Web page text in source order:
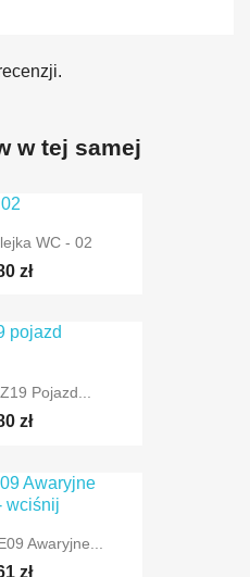
w tej samej
WC - 02
zł
Pojazd...
zł
Awaryjne...
zł